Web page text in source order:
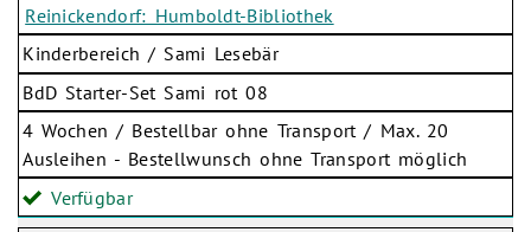
Reinickendorf: Humboldt-Bibliothek
Kinderbereich / Sami Lesebär
BdD Starter-Set Sami rot 08
4 Wochen / Bestellbar ohne Transport / Max. 20
Ausleihen - Bestellwunsch ohne Transport möglich
Verfügbar